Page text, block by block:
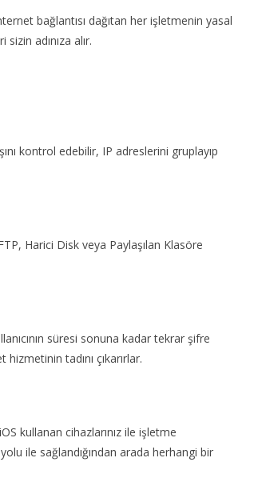
bağlantısı dağıtan her işletmenin yasal
adınıza alır.
kontrol edebilir, IP adreslerini gruplayıp
Harici Disk veya Paylaşılan Klasöre
süresi sonuna kadar tekrar şifre
tadını çıkarırlar.
kullanan cihazlarınız ile işletme
ile sağlandığından arada herhangi bir